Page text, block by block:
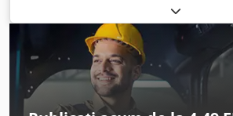
universitate - Viteza de rotație a
3150 rpm - Înălțimea de rectificare
aproximativ 130 mm Dcedpjzn Rcpsfx Ab
magnetică: 200x100 mm - Dispozitiv de
discurilor de rectificat - Reglaj fin -
kW - Carcasă protectoare a mașinii -
Dimensiuni: L x l x Î: 0,8 x 0,7 x 1,6 metri